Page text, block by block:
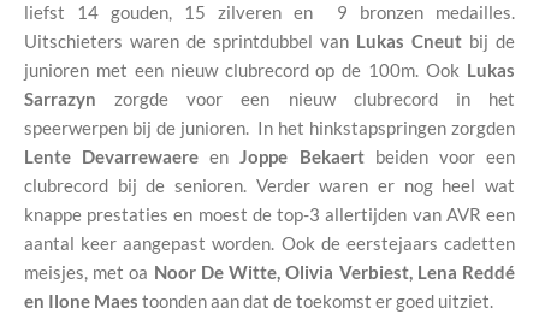
liefst 14 gouden, 15 zilveren en 9 bronzen medailles.
Uitschieters waren de sprintdubbel van Lukas Cneut bij de
junioren met een nieuw clubrecord op de 100m. Ook Lukas
Sarrazyn zorgde voor een nieuw clubrecord in het
speerwerpen bij de junioren. In het hinkstapspringen zorgden
Lente Devarrewaere enJoppe Bekaertbeiden voor een
clubrecord bij de senioren. Verder waren er nog heel wat
knappe prestaties en moest de top-3 allertijden van AVR een
aantal keer aangepast worden. Ook de eerstejaars cadetten
meisjes, met oa Noor De Witte, Olivia Verbiest, Lena Reddé
en Ilone Maes toonden aan dat de toekomst er goed uitziet.